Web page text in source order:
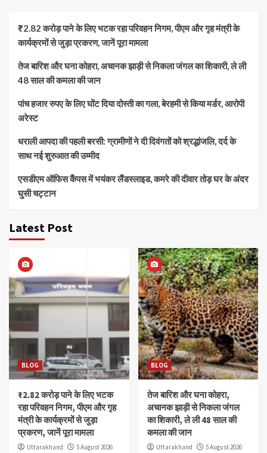
₹2.82 करोड़ पाने के लिए भटक रहा परिवहन निगम, पीएम और गृह मंत्री के
कार्यक्रमों से जुड़ा प्रकरण, जानें पूरा मामला
तेज बारिश और घना कोहरा, अचानक झाड़ी से निकला जंगल का शिकारी, ले ली
48 साल की कमला की जान
पांच हजार रुपए के लिए घोंट दिया दोस्ती का गला, बेरहमी से किया मर्डर, आरोपी
अरेस्ट
धराली आपदा की पहली बरसी: ग्रामीणों ने दी दिवंगतों को श्रद्धांजलि, दर्द के
साथ नई शुरुआत की उम्मीद
एसडीएम ऑफिस कैंपस में भयंकर लैंडस्लाइड, कमरे की दीवार तोड़ घर के अंदर
घुसी चट्टान
Latest Post
BLOG
₹2.82 करोड़ पाने के लिए भटक
रहा परिवहन निगम, पीएम और गृह
मंत्री के कार्यक्रमों से जुड़ा
प्रकरण, जानें पूरा मामला
Uttarakhand
5 August 2026
BLOG
तेज बारिश और घना कोहरा,
अचानक झाड़ी से निकला जंगल
का शिकारी, ले ली 48 साल की
कमला की जान
Uttarakhand
5 August 2026